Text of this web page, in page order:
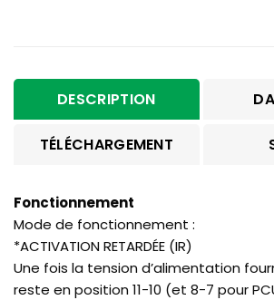
DESCRIPTION
TÉLÉCHARGEMENT
Fonctionnement
Mode de fonctionnement :
*ACTIVATION RETARDÉE (IR)
Une fois la tension d’alimentation
reste en position 11-10 (et 8-7 pour